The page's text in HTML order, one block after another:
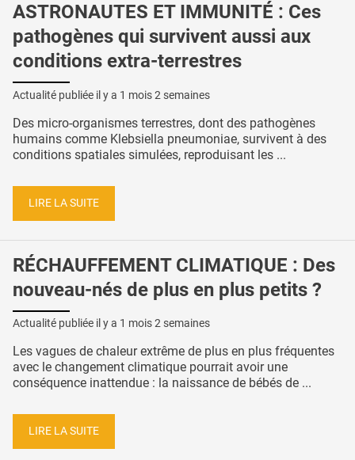
ASTRONAUTES ET IMMUNITÉ : Ces
pathogènes qui survivent aussi aux
conditions extra-terrestres
Actualité publiée il y a 1 mois 2 semaines
Des micro-organismes terrestres, dont des pathogènes
humains comme Klebsiella pneumoniae, survivent à des
conditions spatiales simulées, reproduisant les ...
LIRE LA SUITE
RÉCHAUFFEMENT CLIMATIQUE : Des
nouveau-nés de plus en plus petits ?
Actualité publiée il y a 1 mois 2 semaines
Les vagues de chaleur extrême de plus en plus fréquentes
avec le changement climatique pourrait avoir une
conséquence inattendue : la naissance de bébés de ...
LIRE LA SUITE